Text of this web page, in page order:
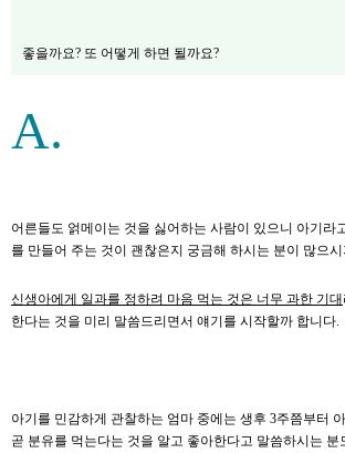
좋을까요? 또 어떻게 하면 될까요?
A.
어른들도 얽메이는 것을 싫어하는 사람이 있으니 아기라
를 만들어 주는 것이 괜찮은지 궁금해 하시는 분이 많으시
신생아에게 일과를 정하려 마음 먹는 것은 너무 과한 기대
한다는 것을 미리 말씀드리면서 얘기를 시작할까 합니다.
아기를 민감하게 관찰하는 엄마 중에는 생후 3주쯤부터
곧 분유를 먹는다는 것을 알고 좋아한다고 말씀하시는 분